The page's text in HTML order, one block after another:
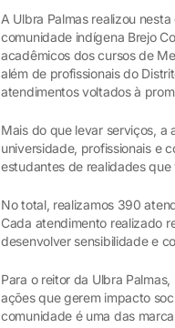
A Ulbra Palmas realizou
comunidade indígena Brejo
acadêmicos dos cursos de
além de profissionais do
atendimentos voltados à
Mais do que levar serviços,
universidade, profissionais e
estudantes de realidades que
No total, realizamos 390
Cada atendimento realizado
desenvolver sensibilidade e
Para o reitor da Ulbra
ações que gerem impacto
comunidade é uma das